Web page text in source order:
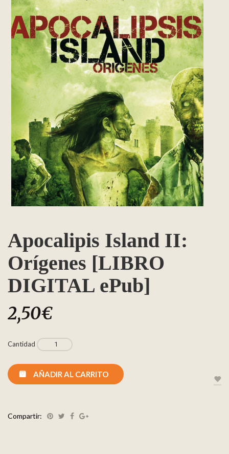
Apocalipis Island II:
Orígenes [LIBRO
DIGITAL ePub]
2,50€
Cantidad
AÑADIR AL CARRITO
Compartir: